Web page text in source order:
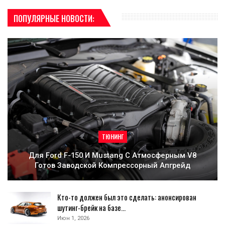
ПОПУЛЯРНЫЕ НОВОСТИ:
ТЮНИНГ
Для Ford F-150 И Mustang С Атмосферным V8
Готов Заводской Компрессорный Апгрейд
Кто-то должен был это сделать: анонсирован
шутинг-брейк на базе…
Июн 1, 2026